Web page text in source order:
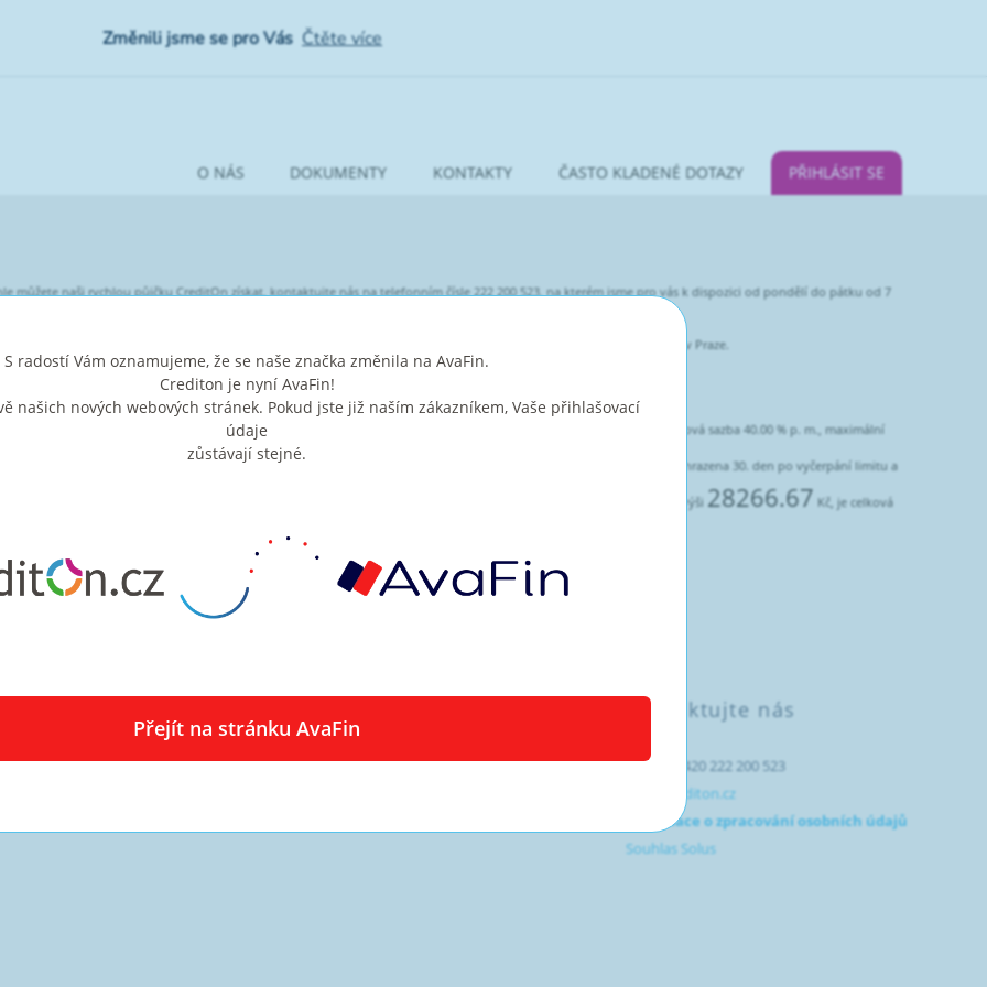
Změnili jsme se pro Vás Čtěte více
O NÁS DOKUMENTY KONTAKTY ČASTO KLADENÉ DOTAZY PŘIHLÁSIT SE
můžete naši rychlou půjčku CreditOn získat, kontaktujte nás na telefonním čísle 222 200 523, na kterém jsme pro vás k dispozici od pondělí do pátku od 7
můžete mít k dispozici na svém účtu do 15 minut od schválení!
1566/2b, Holešovice, 170 00 Praha 7, telefon +420 222 200 523. IČ: 24849707, C 180184 vedená u Městského soudu v Praze.
se zákony České republiky, zejména občanského zákoníku a zákona o spotřebitelském úvěru.
činí 20000.00 Kč, minimální doba trvání úvěru je 61 dní, maximální doba trvání úvěru je doba neurčitá, úroková sazba 40.00 % p. m., maximální
úvěrového limitu 20000.00 Kč a splacení úvěru ve dvou měsíčních splátkách tak, že první splátka je uhrazena 30. den po vyčerpání limitu a
Kč, a druhá splátka je uhrazena 61. den po vyčerpání úvěru a vyrovná přirostlý úrok i jistinu úvěru v celkové výši 28266.67 Kč, je celková
S radostí Vám oznamujeme, že se naše značka změnila na AvaFin.
Crediton je nyní AvaFin!
našich nových webových stránek. Pokud jste již naším zákazníkem, Vaše přihlašovací
údaje
zůstávají stejné.
Přejít na stránku AvaFin
Kontaktujte nás
telefon +420 222 200 523
info@crediton.cz
Informace o zpracování osobních údajů
Souhlas Solus